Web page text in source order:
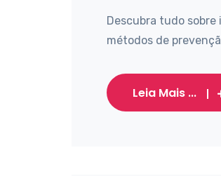
Descubra tudo
métodos de
Leia Mais ...